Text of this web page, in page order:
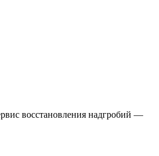
восстановления надгробий —